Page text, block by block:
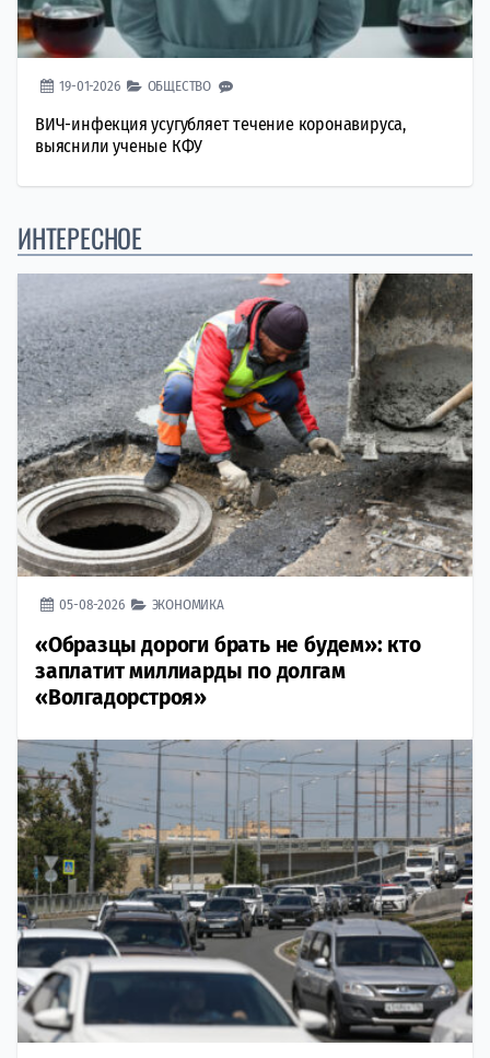
19-01-2026 ОБЩЕСТВО
ВИЧ-инфекция усугубляет течение коронавируса,
выяснили ученые КФУ
ИНТЕРЕСНОЕ
05-08-2026 ЭКОНОМИКА
«Образцы дороги брать не будем»: кто
заплатит миллиарды по долгам
«Волгадорстроя»